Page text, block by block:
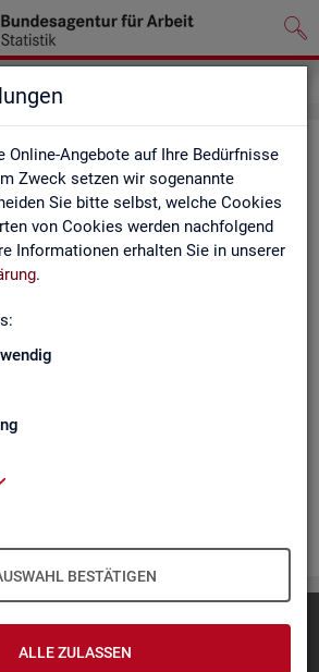
Online-Angebote auf Ihre Bedürfnisse
Zweck setzen wir sogenannte
Sie bitte selbst, welche Cookies
von Cookies werden nachfolgend
Informationen erhalten Sie in unserer
.
BESTÄTIGEN
ALLE ZULASSEN
Sta­tis­tik und Ar­beits­
der BA
News­let­ter in­for­mie­ren wir Sie über
und ak­tu­el­le Ent­wick­lun­gen.
wie z. B. den Mo­nats­be­richt und den BA-
aus der Sta­tis­tik.
kos­ten­los.